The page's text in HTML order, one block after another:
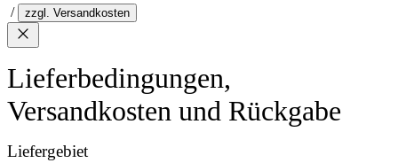
/
zzgl. Versandkosten
Lieferbedingungen,
Versandkosten und Rückgabe
Liefergebiet